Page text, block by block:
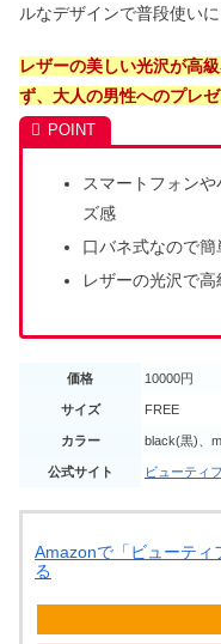
ルなデザインで普段使いに
レザーの美しい光沢が高
ず、大人の男性へのプレ
スマートフォン
ズ感
口バネ式なので
レザーの光沢で
価格 10000円
サイズ FREE
カラー black(黒)、
公式サイト ビューティ
Amazonで「ビューティ
る